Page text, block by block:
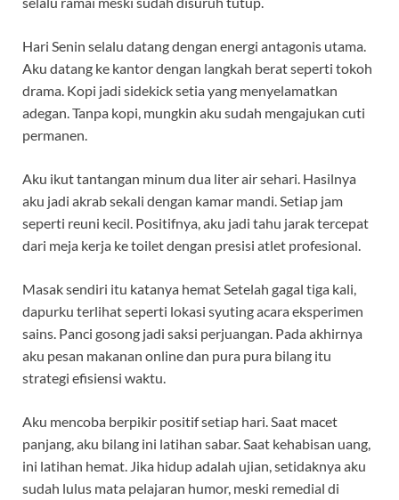
Hari Senin selalu datang dengan energi antagonis utama.
Aku datang ke kantor dengan langkah berat seperti tokoh
drama. Kopi jadi sidekick setia yang menyelamatkan
adegan. Tanpa kopi, mungkin aku sudah mengajukan cuti
permanen.
Aku ikut tantangan minum dua liter air sehari. Hasilnya
aku jadi akrab sekali dengan kamar mandi. Setiap jam
seperti reuni kecil. Positifnya, aku jadi tahu jarak tercepat
dari meja kerja ke toilet dengan presisi atlet profesional.
Masak sendiri itu katanya hemat Setelah gagal tiga kali,
dapurku terlihat seperti lokasi syuting acara eksperimen
sains. Panci gosong jadi saksi perjuangan. Pada akhirnya
aku pesan makanan online dan pura pura bilang itu
strategi efisiensi waktu.
Aku mencoba berpikir positif setiap hari. Saat macet
panjang, aku bilang ini latihan sabar. Saat kehabisan uang,
ini latihan hemat. Jika hidup adalah ujian, setidaknya aku
sudah lulus mata pelajaran humor, meski remedial di